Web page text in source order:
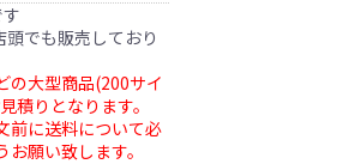
でも販売しており
の大型商品(200サイ
積りとなります。
前に送料について必
願い致します。